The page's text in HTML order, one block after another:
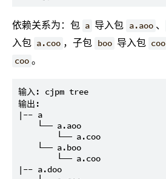
依赖关系为：包 a 导入包 a.aoo 、
入包 a.coo ，子包 boo 导入包 coo
coo 。
输入: cjpm tree
输出:
|-- a
    └── a.aoo
        └── a.coo
    └── a.boo
        └── a.coo
|-- a.doo